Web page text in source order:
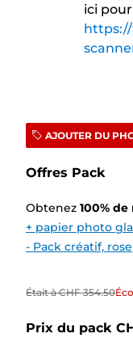
ici
AJOUTER DU
Offres Pack
Obtenez 100% de
+ papier photo
- Pack créatif, rose
Était àCHF 354.50
Prix du pack